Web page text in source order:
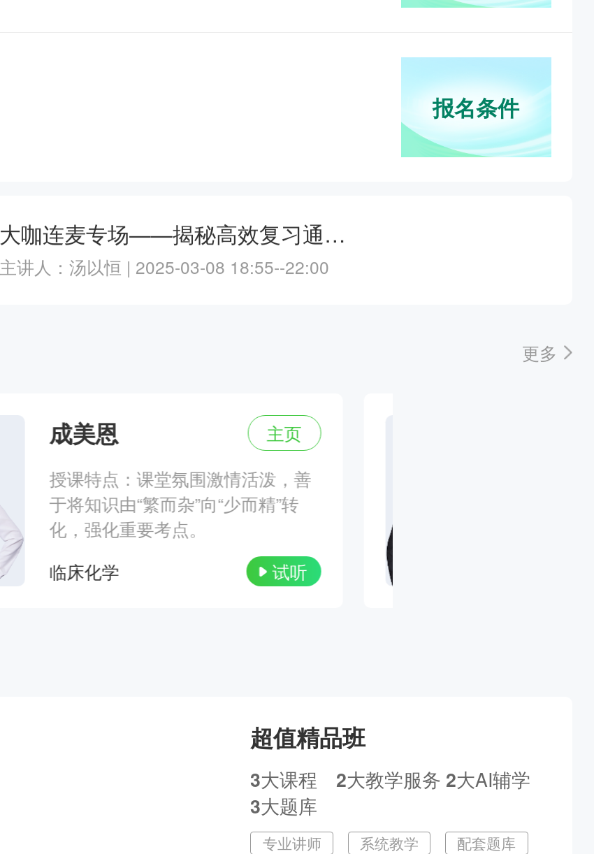
报名条件
大咖连麦专场——揭秘高效复习通关技巧
主讲人：汤以恒 | 2025-03-08 18:55--22:00
网报倒计时，2025初中级职称备考答疑专场
主讲人：网校老师 | 2024-12-06 15:55--18:00
抓紧确认！2025卫生资格报名状态解读及新课答疑
主讲人：网校老师 | 2024-11-28 18:55--21:00
大咖连麦专场——揭秘高效复习通关技巧
主讲人：汤以恒 | 2025-03-08 18:55--22:00
更多
成美恩
主页
授课特点：课堂氛围激情活泼，善
于将知识由“繁而杂”向“少而精”转
化，强化重要考点。
临床化学
试听
超值精品班
3大课程 2大教学服务 2大AI辅学
3大题库
专业讲师 系统教学 配套题库